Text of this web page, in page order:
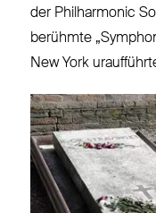
der Philharmonic
berühmte
New York